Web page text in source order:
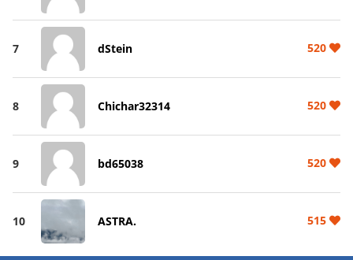
7 dStein 520
8 Chichar32314 520
9 bd65038 520
10 ASTRA. 515